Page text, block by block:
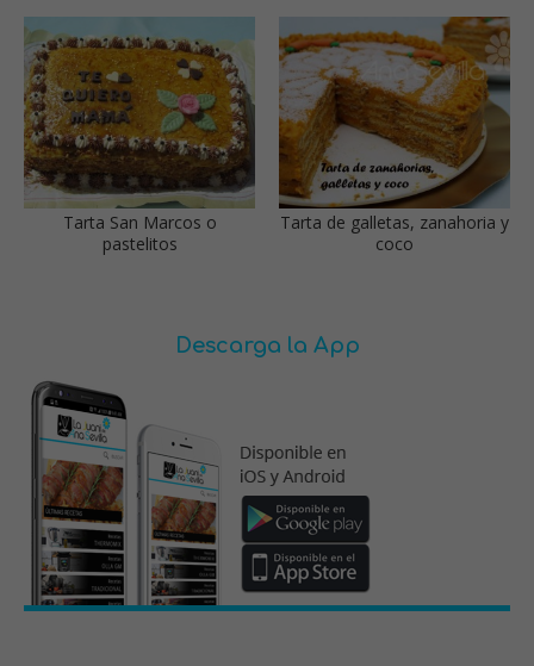
Tarta San Marcos o
pastelitos
Tarta de galletas, zanahoria y
coco
Descarga la App